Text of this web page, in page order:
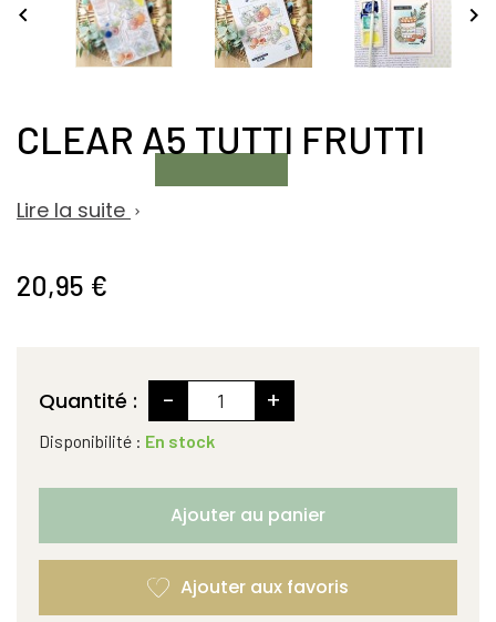
 
CLEAR A5 TUTTI FRUTTI
Lire la suite 
20,95 €
Quantité : - +
Disponibilité : En stock
Ajouter au panier